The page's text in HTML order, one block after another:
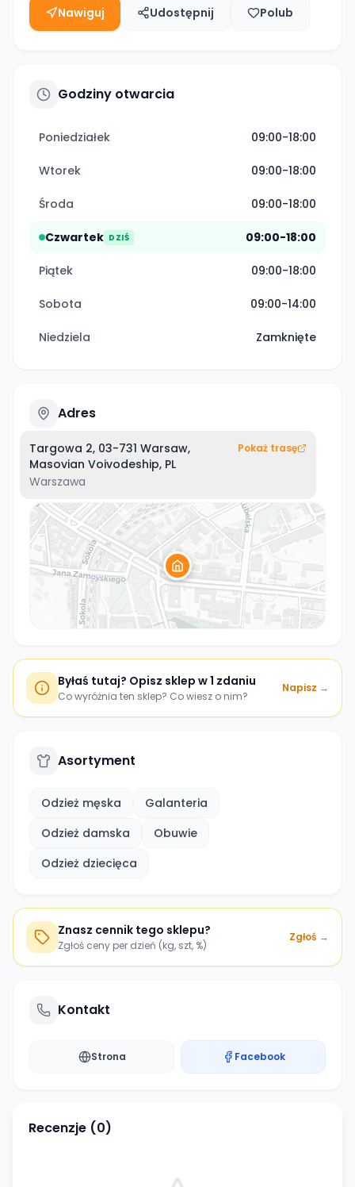
Nawiguj Udostępnij Polub
Godziny otwarcia
Poniedziałek 09:00-18:00
Wtorek 09:00-18:00
Środa 09:00-18:00
Czwartek DZIŚ 09:00-18:00
Piątek 09:00-18:00
Sobota 09:00-14:00
Niedziela Zamknięte
Adres
Targowa 2, 03-731 Warsaw,
Masovian Voivodeship, PL
Warszawa
Pokaż trasę
Byłaś tutaj? Opisz sklep w 1 zdaniu
Co wyróżnia ten sklep? Co wiesz o nim?
Napisz →
Asortyment
Odzież męska
Galanteria
Odzież damska
Obuwie
Odzież dziecięca
Znasz cennik tego sklepu?
Zgłoś ceny per dzień (kg, szt, %)
Zgłoś →
Kontakt
Strona Facebook
Recenzje (0)